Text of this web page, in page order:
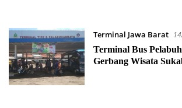
Terminal Jawa Barat
Terminal Bus
Gerbang Wisata